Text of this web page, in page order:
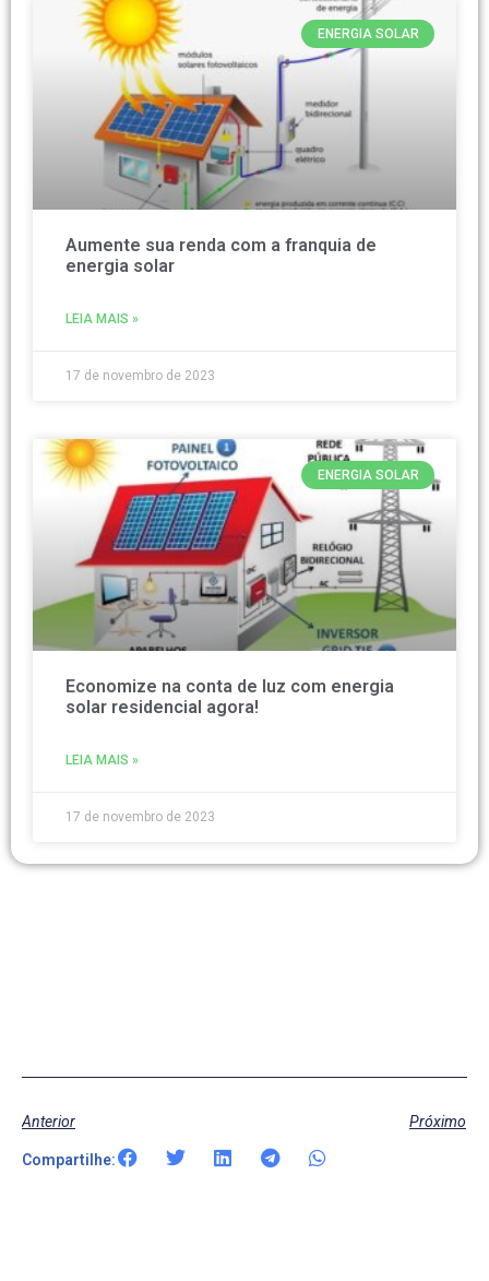
ENERGIA SOLAR
Aumente sua renda com a franquia de
energia solar
LEIA MAIS »
17 de novembro de 2023
ENERGIA SOLAR
Economize na conta de luz com energia
solar residencial agora!
LEIA MAIS »
17 de novembro de 2023
Anterior Próximo
Compartilhe: